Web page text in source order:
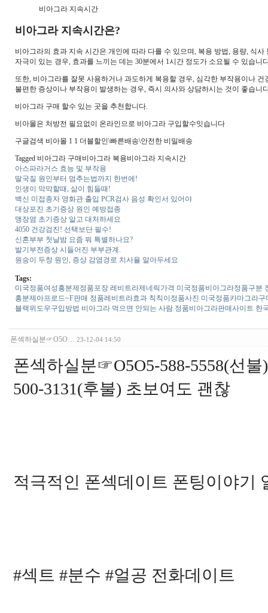
비아그라 지속시간
비아그라 지속시간은?
비아그라의 효과 지속 시간은 개인에 따라 다를 수 있으며, 복용 방법, 용량, 식
자극이 있는 경우, 효과를 느끼는 데는 30분에서 1시간 정도가 소요될 수 있습
또한, 비아그라를 잘못 사용하거나 과도하게 복용할 경우, 심각한 부작용이나
불편한 증상이나 부작용이 발생하는 경우, 즉시 의사와 상담하시는 것이 좋습니
비아그라 구매 할수 있는 곳을 추천합니다.
비아몰은 처방전 필요없이 온라인으로 비아그라 구입할수잇습니다
구글검색 비아몰 1 1 더블할인\빠른배송\안전한 비밀배송
Tagged 비아그라 구매비아그라 복용비아그라 지속시간
아스파라거스 효능 및 부작용
딸국질 원인부터 멈추는법까지 한번에!
인생이 막막할때, 삶이 힘들때!
백신 미접종자 영화관 출입 PCR검사 음성 확인서 있어야
대상포진 초기증상 원인 예방접종
맹장염 초기증상 알고 대처하세요
4050 건강검진! 선택보단 필수!
신혼부부 첫날밤 요즘 뭐 특별하나요?
발기부전증상 시들어진 부부관계.
원숭이 두창 원인, 증상 감염경로 치사율 알아두세요
Tags:
미국정품여성흥분제정품포장 레­비트라제네릭가격 미국정품비­아그라정품구분
흥분제아프로드~F판매 정품레­비트라효과 칙칙이정품사진 미국정품카마그라구
블랙위도우구입방법 비아그라 먹으면 안되는 사람 정품비­아그라판매사이트 한
폰섹하실분☞O5O… 23-12-04 14:50
폰섹하실분☞O5O5-588-5558(선
500-3131(후불) 초보여도 괜찮
적극적인 폰섹데이트 폰팅이야기
#섹트 #분수 #얼공 전화데이트